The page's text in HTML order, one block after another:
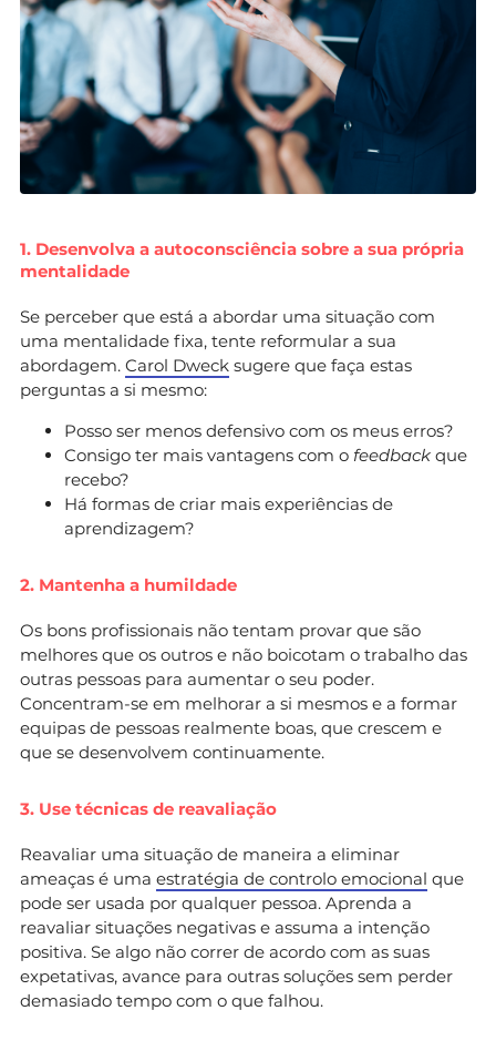
1. Desenvolva a autoconsciência sobre a sua própria
mentalidade
Se perceber que está a abordar uma situação com
uma mentalidade fixa, tente reformular a sua
abordagem. Carol Dweck sugere que faça estas
perguntas a si mesmo:
Posso ser menos defensivo com os meus erros?
Consigo ter mais vantagens com o feedback que
recebo?
Há formas de criar mais experiências de
aprendizagem?
2. Mantenha a humildade
Os bons profissionais não tentam provar que são
melhores que os outros e não boicotam o trabalho das
outras pessoas para aumentar o seu poder.
Concentram-se em melhorar a si mesmos e a formar
equipas de pessoas realmente boas, que crescem e
que se desenvolvem continuamente.
3. Use técnicas de reavaliação
Reavaliar uma situação de maneira a eliminar
ameaças é uma estratégia de controlo emocional que
pode ser usada por qualquer pessoa. Aprenda a
reavaliar situações negativas e assuma a intenção
positiva. Se algo não correr de acordo com as suas
expetativas, avance para outras soluções sem perder
demasiado tempo com o que falhou.